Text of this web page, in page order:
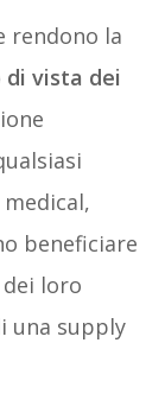
rendono la
vista dei
beneficiare
loro
una supply